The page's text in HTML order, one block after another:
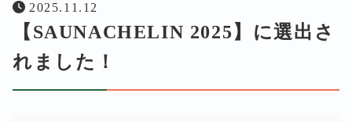
2025.11.12
【SAUNACHELIN 2025】に選出さ
れました！